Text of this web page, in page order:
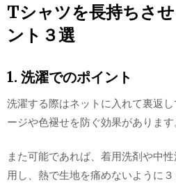
Tシャツを長持ちさ
ント３選
1. 洗濯でのポイント
洗濯する際はネットに入れて裏返
ージや色褪せを防ぐ効果があります
また可能であれば、着用洗剤や中
用し、熱で生地を痛めないように